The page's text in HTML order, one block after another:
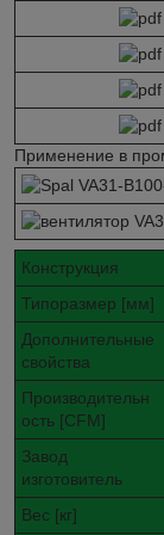
Применение в
Конструкция
Типоразмер [мм]
Дополнительные
свойства
Производительн
ость [CFM]
Завод
изготовитель
Вес [кг]